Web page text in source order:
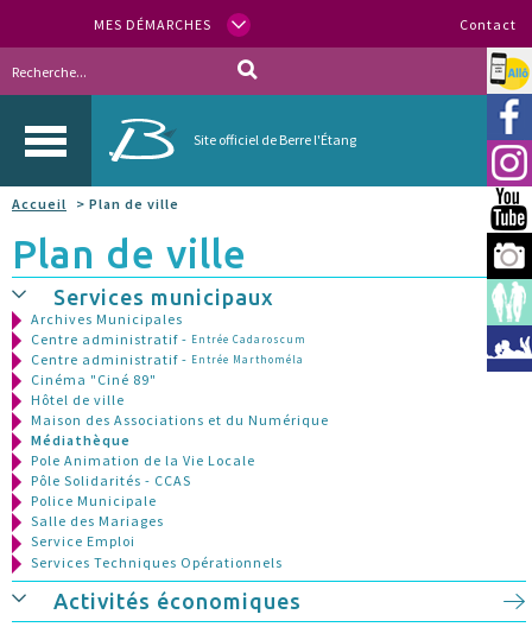
MES DÉMARCHES Contact
Site officiel de Berre l'Étang
Allo
Accueil > Plan de ville
Plan de ville
Services municipaux
Archives Municipales
Centre administratif - Entrée Cadaroscum
Centre administratif - Entrée Marthoméla
Cinéma "Ciné 89"
Hôtel de ville
Maison des Associations et du Numérique
Médiathèque
Pole Animation de la Vie Locale
Pôle Solidarités - CCAS
Police Municipale
Salle des Mariages
Service Emploi
Services Techniques Opérationnels
Activités économiques